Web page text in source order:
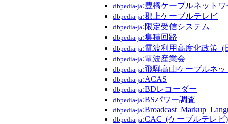
dbpedia-ja:豊橋ケーブルネットワ
dbpedia-ja:郡上ケーブルテレビ
dbpedia-ja:限定受信システム
dbpedia-ja:集積回路
dbpedia-ja:電波利用高度化政策_(
dbpedia-ja:電波産業会
dbpedia-ja:飛騨高山ケーブルネ
dbpedia-ja:ACAS
dbpedia-ja:BDレコーダー
dbpedia-ja:BSパワー調査
dbpedia-ja
dbpedia-ja:CAC_(ケーブルテレビ)